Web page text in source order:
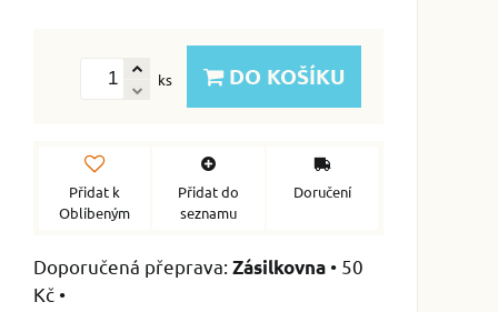
ks DO KOŠÍKU
Přidat k
Oblíbeným
Přidat do
seznamu
Doručení
Zásilkovna • 50
Kč •